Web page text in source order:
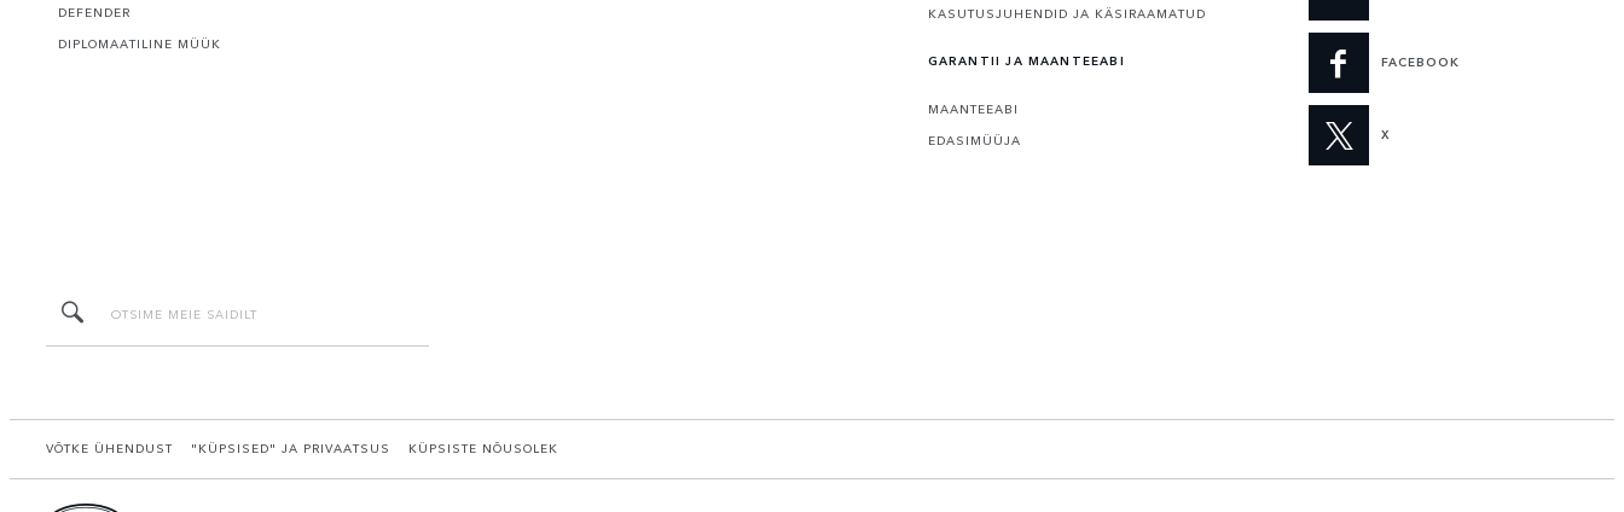
DEFENDER
DIPLOMAATILINE MÜÜK
KASUTUSJUHENDID JA KÄSIRAAMATUD
GARANTII JA MAANTEEABI
MAANTEEABI
EDASIMÜÜJA
FACEBOOK
X
VÕTKE ÜHENDUST "KÜPSISED" JA PRIVAATSUS KÜPSISTE NÕUSOLEK